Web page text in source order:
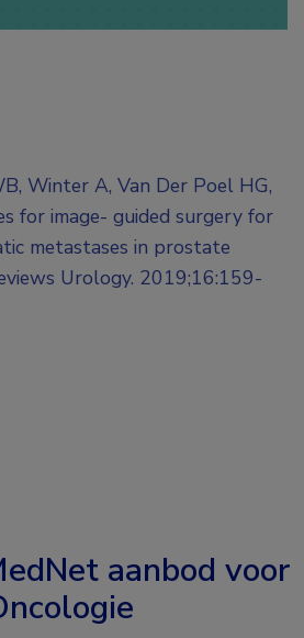
Winter A, Van Der Poel HG,
for image- guided surgery for
metastases in prostate
Urology. 2019;16:159-
aanbod voor